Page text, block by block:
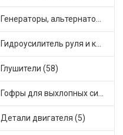
Генераторы, альтернаторы и комплектующие (47)
Гидроусилитель руля и комплектующие (2)
Глушители (58)
Гофры для выхлопных систем (13)
Детали двигателя (5)